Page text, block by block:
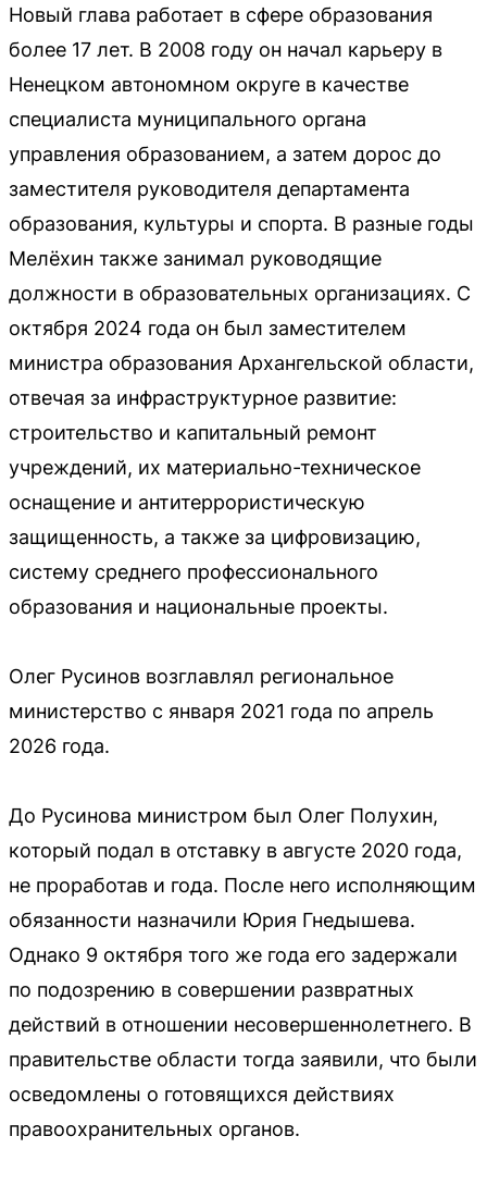
Новый глава работает в сфере образования
более 17 лет. В 2008 году он начал карьеру в
Ненецком автономном округе в качестве
специалиста муниципального органа
управления образованием, а затем дорос до
заместителя руководителя департамента
образования, культуры и спорта. В разные годы
Мелёхин также занимал руководящие
должности в образовательных организациях. С
октября 2024 года он был заместителем
министра образования Архангельской области,
отвечая за инфраструктурное развитие:
строительство и капитальный ремонт
учреждений, их материально-техническое
оснащение и антитеррористическую
защищенность, а также за цифровизацию,
систему среднего профессионального
образования и национальные проекты.
Олег Русинов возглавлял региональное
министерство с января 2021 года по апрель
2026 года.
До Русинова министром был Олег Полухин,
который подал в отставку в августе 2020 года,
не проработав и года. После него исполняющим
обязанности назначили Юрия Гнедышева.
Однако 9 октября того же года его задержали
по подозрению в совершении развратных
действий в отношении несовершеннолетнего. В
правительстве области тогда заявили, что были
осведомлены о готовящихся действиях
правоохранительных органов.